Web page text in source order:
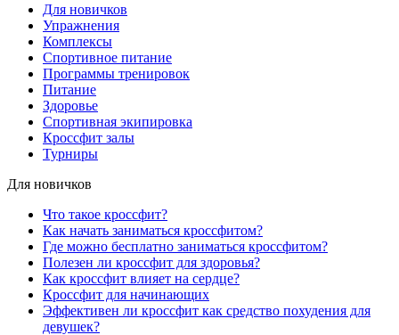
Для новичков
Упражнения
Комплексы
Спортивное питание
Программы тренировок
Питание
Здоровье
Спортивная экипировка
Кроссфит залы
Турниры
Для новичков
Что такое кроссфит?
Как начать заниматься кроссфитом?
Где можно бесплатно заниматься кроссфитом?
Полезен ли кроссфит для здоровья?
Как кроссфит влияет на сердце?
Кроссфит для начинающих
Эффективен ли кроссфит как средство похудения для
девушек?